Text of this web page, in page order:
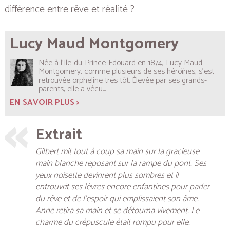
différence entre rêve et réalité ?
Lucy Maud Montgomery
Née à l’Île-du-Prince-Édouard en 1874, Lucy Maud
Montgomery, comme plusieurs de ses héroïnes, s’est
retrouvée orpheline très tôt. Élevée par ses grands-
parents, elle a vécu...
EN SAVOIR PLUS >
Extrait
Gilbert mit tout à coup sa main sur la gracieuse
main blanche reposant sur la rampe du pont. Ses
yeux noisette devinrent plus sombres et il
entrouvrit ses lèvres encore enfantines pour parler
du rêve et de l’espoir qui emplissaient son âme.
Anne retira sa main et se détourna vivement. Le
charme du crépuscule était rompu pour elle.